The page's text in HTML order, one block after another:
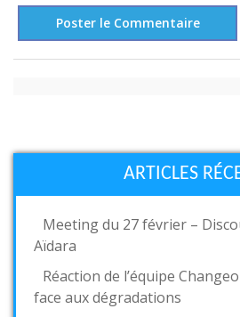
ARTICLES
Meeting du 27 février –
Aïdara
Réaction de l’équipe
face aux dégradations